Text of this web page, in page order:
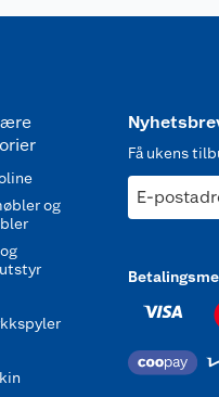
og
Få ukens
E-